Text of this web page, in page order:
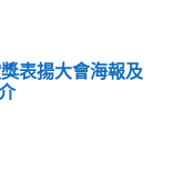
表揚大會海報及